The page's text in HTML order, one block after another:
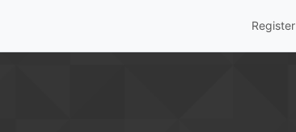
Register